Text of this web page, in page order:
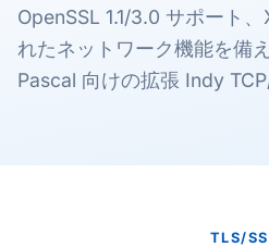
OpenSSL 1.1/3.0 サポート
れたネットワーク機能を備
Pascal 向けの拡張 Indy
TLS/